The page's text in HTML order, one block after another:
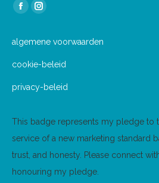
Find us on:
Facebook
opens
window
Instagram
opens
in
window
algemene voorwaarden
cookie-beleid
privacy-beleid
This badge represents my pledge to
service of a new marketing standard
trust, and honesty. Please connect
honouring my pledge.